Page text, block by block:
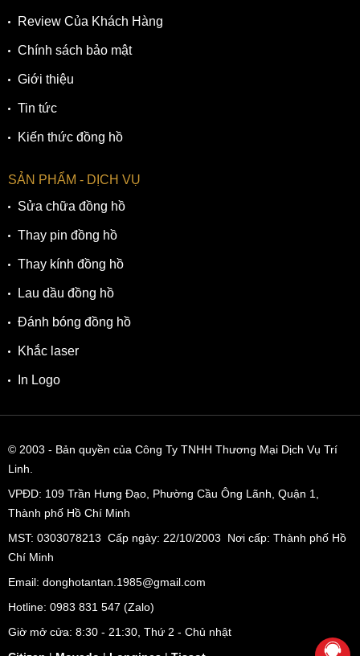
Review Của Khách Hàng
Chính sách bảo mật
Giới thiệu
Tin tức
Kiến thức đồng hồ
SẢN PHẨM - DỊCH VỤ
Sửa chữa đồng hồ
Thay pin đồng hồ
Thay kính đồng hồ
Lau dầu đồng hồ
Đánh bóng đồng hồ
Khắc laser
In Logo
© 2003 - Bản quyền của Công Ty TNHH Thương Mại Dịch Vụ Trí
Linh.
VPĐD: 109 Trần Hưng Đạo, Phường Cầu Ông Lãnh, Quận 1,
Thành phố Hồ Chí Minh
MST: 0303078213 Cấp ngày: 22/10/2003 Nơi cấp: Thành phố Hồ
Chí Minh
Email: donghotantan.1985@gmail.com
Hotline: 0983 831 547 (Zalo)
Giờ mở cửa: 8:30 - 21:30, Thứ 2 - Chủ nhật